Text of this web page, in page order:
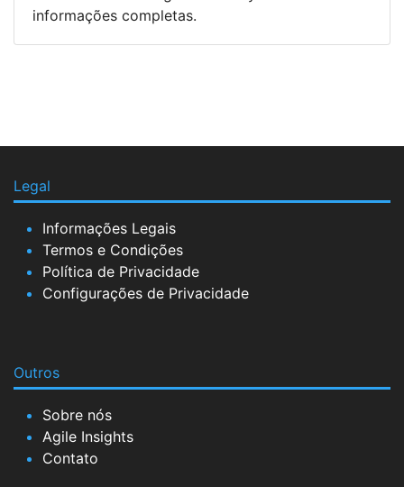
informações completas.
Legal
Informações Legais
Termos e Condições
Política de Privacidade
Configurações de Privacidade
Outros
Sobre nós
Agile Insights
Contato